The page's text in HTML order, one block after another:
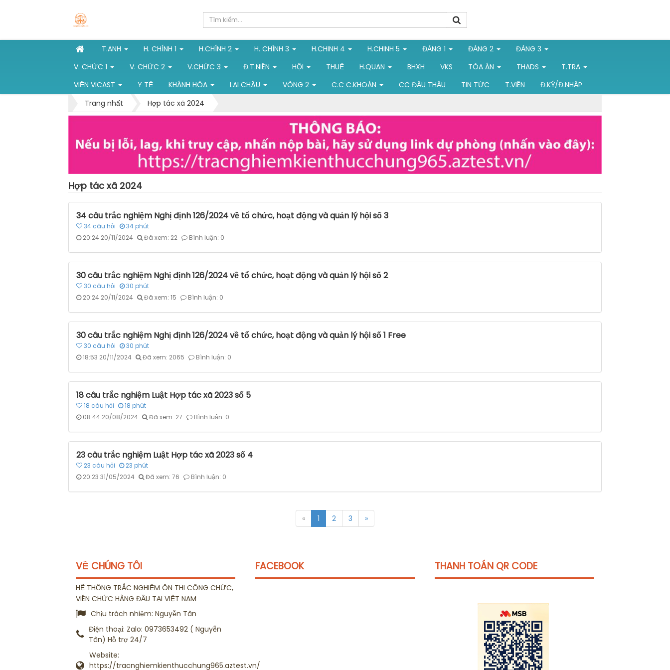
T.ANH H. CHÍNH 1 H.CHÍNH 2 H. CHÍNH 3 H.CHINH 4 H.CHINH 5 ĐẢNG 1 ĐẢNG 2
ĐẢNG 3
V. CHỨC 1
V. CHỨC 2 V.CHỨC 3 Đ.T.NIÊN HỘI THUẾ H.QUAN BHXH VKS TÒA ÁN THADS
T.TRA
VIỆN VICAST
Y TẾ KHÁNH HÒA LAI CHÂU VÒNG 2 C.C C.KHOÁN CC ĐẤU THẦU TIN TỨC T.VIÊN
Đ.KÝ/Đ.NHẬP
Trang nhất
Hợp tác xã 2024
Hợp tác xã 2024
34 câu trắc nghiệm Nghị định 126/2024 về tổ chức, hoạt động và quản lý hội số 3
34 câu hỏi 34phút
20:24 20/11/2024
Đã xem: 22 Bình luận: 0
30 câu trắc nghiệm Nghị định 126/2024 về tổ chức, hoạt động và quản lý hội số 2
30 câu hỏi 30 phút
20:24 20/11/2024
Đã xem: 15 Bình luận: 0
30 câu trắc nghiệm Nghị định 126/2024 về tổ chức, hoạt động và quản lý hội số 1 Free
30 câu hỏi 30 phút
18:53 20/11/2024
Đã xem: 2065 Bình luận: 0
18 câu trắc nghiệm Luật Hợp tác xã 2023 số 5
18 câu hỏi 18 phút
08:44 20/08/2024
Đã xem: 27 Bình luận: 0
23 câu trắc nghiệm Luật Hợp tác xã 2023 số 4
23 câu hỏi 23 phút
20:23 31/05/2024
Đã xem: 76 Bình luận: 0
« 1 2 3 »
VỀ CHÚNG TÔI
HỆ THỐNG TRẮC NGHIỆM ÔN THI CÔNG CHỨC,
VIÊN CHỨC HÀNG ĐẦU TẠI VIỆT NAM
Chịu trách nhiệm: Nguyễn Tân
Điện thoại: Zalo: 0973653492 ( Nguyễn
Tân) Hỗ trợ 24/7
Website:
https://tracnghiemkienthucchung965.aztest.vn/
FACEBOOK THANH TOÁN QR CODE